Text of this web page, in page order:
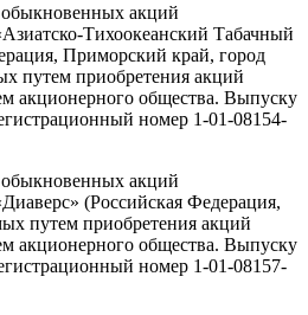
обыкновенных акций
Тихоокеанский Табачный
Приморский край, город
путем приобретения акций
акционерного общества. Выпуску
номер 1-01-08154-
обыкновенных акций
(Российская Федерация,
путем приобретения акций
акционерного общества. Выпуску
номер 1-01-08157-